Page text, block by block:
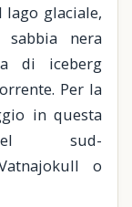
lago glaciale,
nera
di iceberg
Per la
in questa
sud-
o